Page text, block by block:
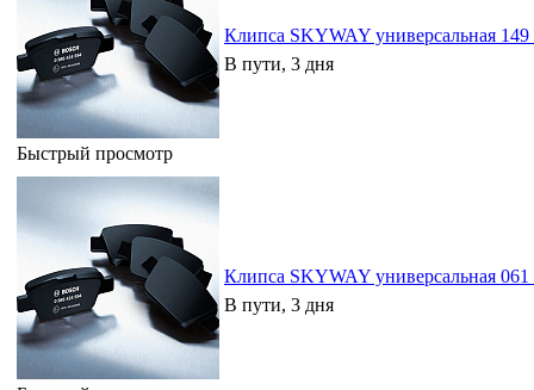
Быстрый просмотр
Клипса SKYWAY универсальная 149
В пути, 3 дня
Клипса SKYWAY универсальная 061
В пути, 3 дня